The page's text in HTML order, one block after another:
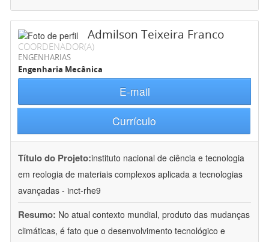
Admilson Teixeira Franco
COORDENADOR(A)
ENGENHARIAS
Engenharia Mecânica
E-mail
Currículo
Título do Projeto:instituto nacional de ciência e tecnologia
em reologia de materiais complexos aplicada a tecnologias
avançadas - inct-rhe9
Resumo: No atual contexto mundial, produto das mudanças
climáticas, é fato que o desenvolvimento tecnológico e